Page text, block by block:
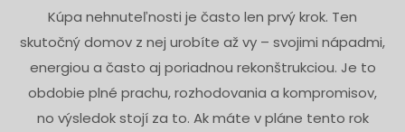
Kúpa nehnuteľnosti je často len prvý krok. Ten
skutočný domov z nej urobíte až vy – svojimi nápadmi,
energiou a často aj poriadnou rekonštrukciou. Je to
obdobie plné prachu, rozhodovania a kompromisov,
no výsledok stojí za to. Ak máte v pláne tento rok